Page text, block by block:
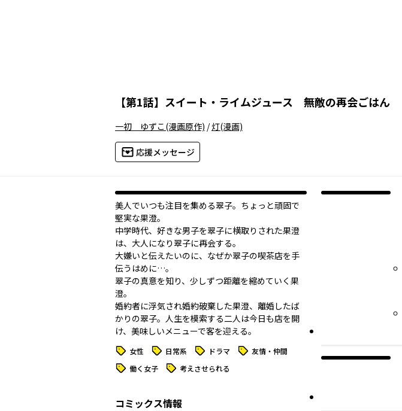
【第1話】 スイート・ライムジュース 無敵の再会ごはん
一初 ゆずこ(漫画原作) /灯(漫画)
応援メッセージ
美人でいつも注目を集める翠子。ちょっと頑固で
堅実な果澄。
中学時代、好きな男子を翠子に横取りされた果澄
は、大人になり翠子に再会する。
大嫌いと伝えたいのに、なぜか翠子の喫茶店を手
伝うはめに…。
翠子の真意を知り、少しずつ距離を縮めていく果
澄。
婚約者に浮気され婚約破棄した果澄、離婚したば
かりの翠子。人生を模索する二人は今日も店を開
け、美味しいメニューで客を迎える。
タグ 女性 タグ 日常系 タグ ドラマ タグ 友情・仲間
タグ 働く女子 タグ 考えさせられる
コミックス情報